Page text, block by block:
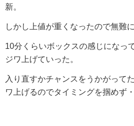
新。
しかし上値が重くなったので無難に
10分くらいボックスの感じになっ
ジワ上げていった。
入り直すかチャンスをうかがって
ワ上げるのでタイミングを掴めず